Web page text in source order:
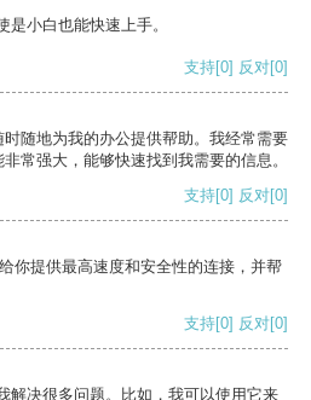
小白也能快速上手。
支持[0] 反对[0]
随地为我的办公提供帮助。我经常需要
常强大，能够快速找到我需要的信息。
支持[0] 反对[0]
你提供最高速度和安全性的连接，并帮
支持[0] 反对[0]
解决很多问题。比如，我可以使用它来